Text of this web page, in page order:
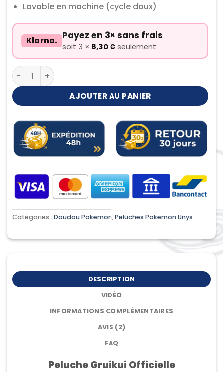
Lavable en machine (cycle doux)
Klarna. Payez en 3× sans frais
soit 3 × 8,30 € seulement
quantité de Peluche Gruikui
AJOUTER AU PANIER
Catégories : Doudou Pokemon,Peluches Pokemon Unys
DESCRIPTION
VIDÉO
INFORMATIONS COMPLÉMENTAIRES
AVIS (2)
FAQ
Peluche Gruikui Officielle